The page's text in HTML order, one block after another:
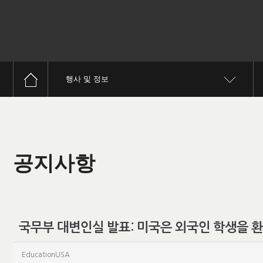
행사 및 정보
공지사항
국무부 대변인실 발표: 미국은 외국인 학생을
EducationUSA